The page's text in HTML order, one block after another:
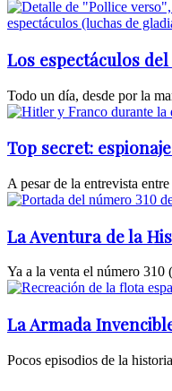
Los espectáculos
Todo un día, desde por la
Top secret:
A pesar de la entrevista
La Aventura de la
Ya a la venta el número 310
La Armada
Pocos episodios de la